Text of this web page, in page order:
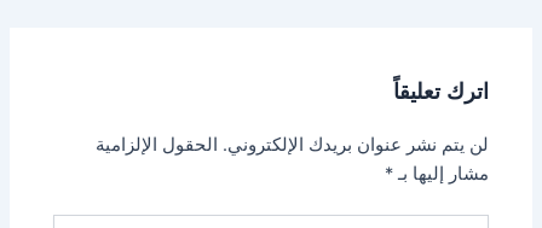
اترك تعليقاً
لن يتم نشر عنوان بريدك الإلكتروني. الحقول الإلزامية
مشار إليها بـ*